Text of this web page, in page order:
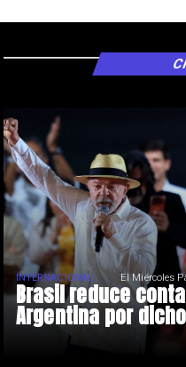
Brasil reduce
Argentina por
INTERNACIONAL El Miércoles